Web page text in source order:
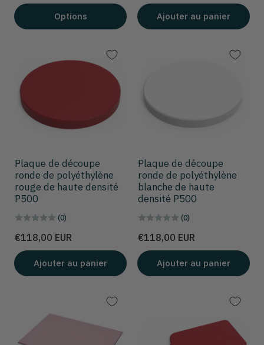
Options Ajouter au panier
Plaque de découpe
ronde de polyéthylène
rouge de haute densité
P500
(0)
Prix
€118,00 EUR
Ajouter au panier
Plaque de découpe
ronde de polyéthylène
blanche de haute
densité P500
(0)
Prix
€118,00 EUR
Ajouter au panier